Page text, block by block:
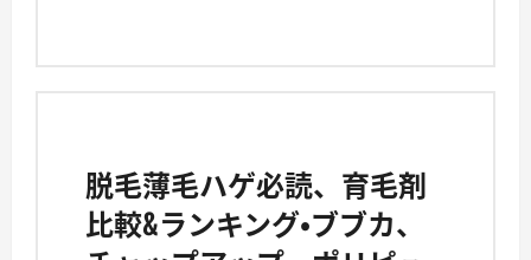
脱毛薄毛ハゲ必読、育毛剤
比較&ランキング・ブブカ、